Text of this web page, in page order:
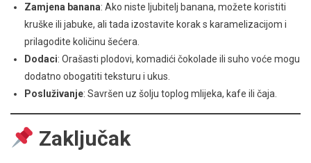
Zamjena banana: Ako niste ljubitelj banana, možete koristiti
kruške ili jabuke, ali tada izostavite korak s karamelizacijom i
prilagodite količinu šećera.
Dodaci: Orašasti plodovi, komadići čokolade ili suho voće mogu
dodatno obogatiti teksturu i ukus.
Posluživanje: Savršen uz šolju toplog mlijeka, kafe ili čaja.
Zaključak